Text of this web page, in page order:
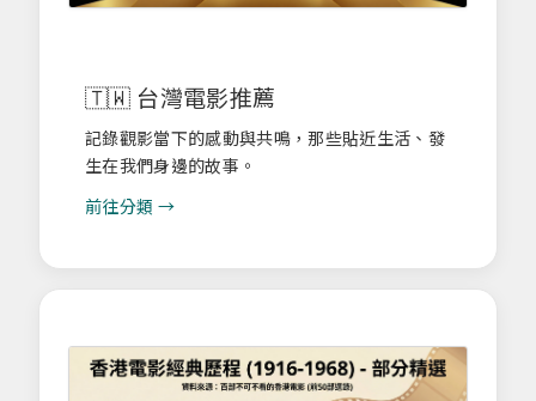
🇹🇼 台灣電影推薦
記錄觀影當下的感動與共鳴，那些貼近生活、發
生在我們身邊的故事。
前往分類 →